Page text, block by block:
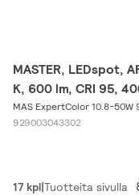
MASTER, LEDspot,
K, 600 lm, CRI 95,
MAS ExpertColor 10.8-50W
929003043302
17 kpl Tuotteita sivulla